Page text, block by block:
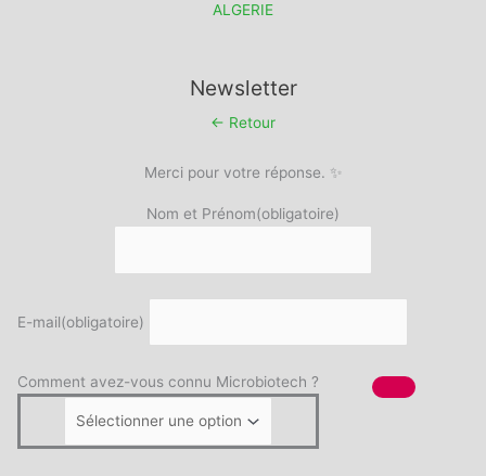
ALGERIE
Newsletter
← Retour
Merci pour votre réponse. ✨
Nom et Prénom(obligatoire)
E-mail(obligatoire)
Comment avez-vous connu Microbiotech ?